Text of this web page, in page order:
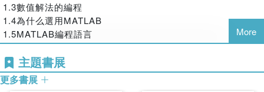
1.3數值解法的編程
1.4為什么選用MATLAB
1.5MATLAB編程語言
1.6本書風格說明
1.7示范程序
第2章MATLAB基礎
2.1引言
More
主題書展
更多書展